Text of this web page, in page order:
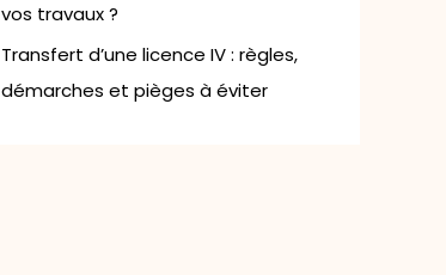
vos travaux ?
Transfert d’une licence IV : règles,
démarches et pièges à éviter